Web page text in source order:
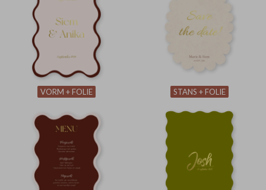
VORM + FOLIE STANS + FOLIE